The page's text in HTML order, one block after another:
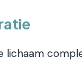
lichaam